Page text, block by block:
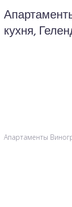
кухня,
Апартаменты